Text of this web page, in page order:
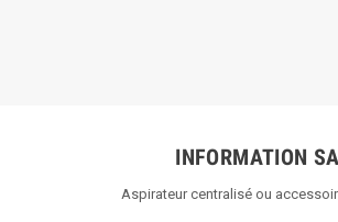
INFORMATION
Aspirateur centralisé ou